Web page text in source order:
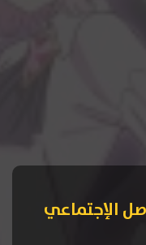
الإجتماعي